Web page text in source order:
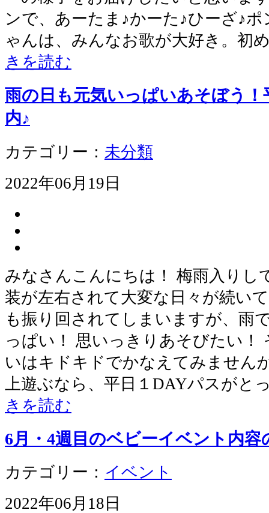
ンで、あーたま♪かーた♪ひーざ♪
ゃんは、みんなお歌が大好き。初
きを読む
雨の日も元気いっぱいあそぼう
内♪
カテゴリー： 未分類
2022年06月19日
みなさんこんにちは！ 梅雨入りし
装が左右されて大変な日々が続い
も振り回されてしまいますが、雨
っぱい！ 思いっきりあそびたい！
いはキドキドでかなえてみません
上遊ぶなら、平日１DAYパスが
きを読む
6月・4週目のベビーイベント内容
カテゴリー： イベント
2022年06月18日